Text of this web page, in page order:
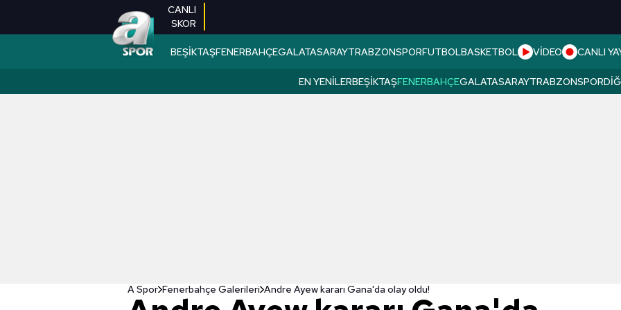
CANLI
SKOR
BEŞİKTAŞFENERBAHÇEGALATASARAYTRABZONSPORFUTBOLBASKETBOL VİDEO CANLI
EN YENILERBEŞIKTAŞFENERBAHÇEGALATASARAYTRABZONSPOR
A Spor Fenerbahçe Galerileri Andre Ayew kararı Gana'da olay oldu!